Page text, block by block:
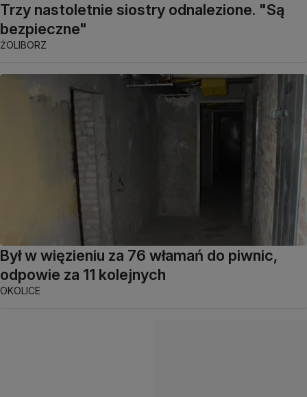
Trzy nastoletnie siostry odnalezione. "Są
bezpieczne"
ŻOLIBORZ
Był w więzieniu za 76 włamań do piwnic,
odpowie za 11 kolejnych
OKOLICE